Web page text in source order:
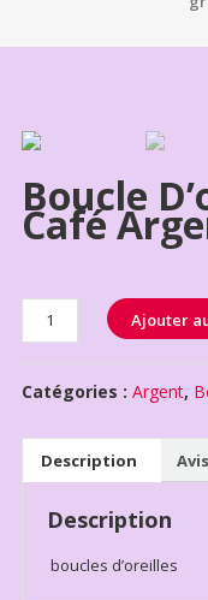
Boucle
Café
Quantité Ajouter
Catégories : Argent,
Description
Description
boucles d’oreilles